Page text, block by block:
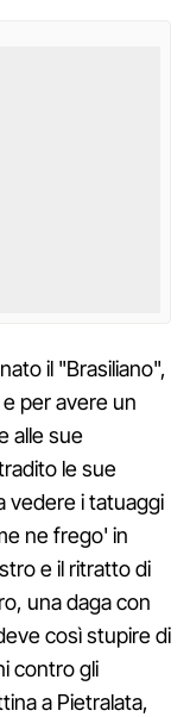
il "Brasiliano",
per avere un
alle sue
le sue
vedere i tatuaggi
ne frego' in
e il ritratto di
una daga con
così stupire di
contro gli
a Pietralata,